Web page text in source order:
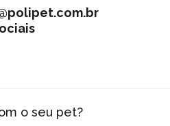
o seu pet?